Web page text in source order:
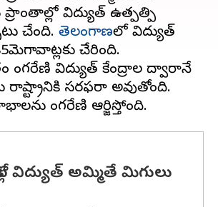
విద్యుత్ ఉత్పత్పి
చేసింది. తెలంగాణలో విద్యుత్
చేరింది.
సింగరేణి విద్యుత్ కేంద్రాల ద్వారానే
రాష్ట్రానికి సరఫరా అవుతోంది.
విద్యుత్‌ అమ్మితే మిగులు